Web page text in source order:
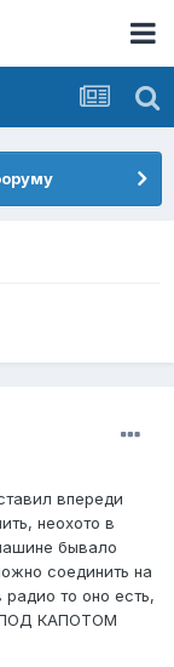
впереди
неохото в
бывало
соединить на
то оно есть,
ПОД КАПОТОМ